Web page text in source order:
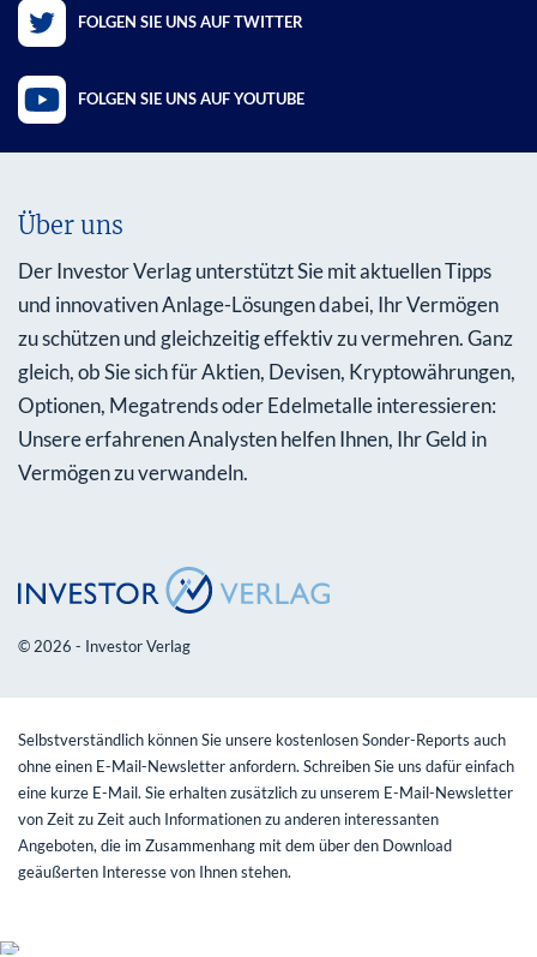
FOLGEN SIE UNS AUF TWITTER
FOLGEN SIE UNS AUF YOUTUBE
Über uns
Der Investor Verlag unterstützt Sie mit aktuellen Tipps
und innovativen Anlage-Lösungen dabei, Ihr Vermögen
zu schützen und gleichzeitig effektiv zu vermehren. Ganz
gleich, ob Sie sich für Aktien, Devisen, Kryptowährungen,
Optionen, Megatrends oder Edelmetalle interessieren:
Unsere erfahrenen Analysten helfen Ihnen, Ihr Geld in
Vermögen zu verwandeln.
© 2026 - Investor Verlag
Selbstverständlich können Sie unsere kostenlosen Sonder-Reports auch
ohne einen E-Mail-Newsletter anfordern. Schreiben Sie uns dafür einfach
eine kurze E-Mail. Sie erhalten zusätzlich zu unserem E-Mail-Newsletter
von Zeit zu Zeit auch Informationen zu anderen interessanten
Angeboten, die im Zusammenhang mit dem über den Download
geäußerten Interesse von Ihnen stehen.